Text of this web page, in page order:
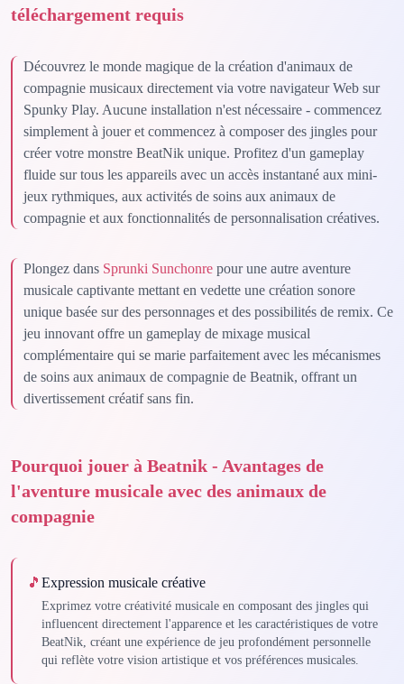
téléchargement requis
Découvrez le monde magique de la création d'animaux de
compagnie musicaux directement via votre navigateur Web sur
Spunky Play. Aucune installation n'est nécessaire - commencez
simplement à jouer et commencez à composer des jingles pour
créer votre monstre BeatNik unique. Profitez d'un gameplay
fluide sur tous les appareils avec un accès instantané aux mini-
jeux rythmiques, aux activités de soins aux animaux de
compagnie et aux fonctionnalités de personnalisation créatives.
Plongez dans Sprunki Sunchonre pour une autre aventure
musicale captivante mettant en vedette une création sonore
unique basée sur des personnages et des possibilités de remix. Ce
jeu innovant offre un gameplay de mixage musical
complémentaire qui se marie parfaitement avec les mécanismes
de soins aux animaux de compagnie de Beatnik, offrant un
divertissement créatif sans fin.
Pourquoi jouer à Beatnik - Avantages de
l'aventure musicale avec des animaux de
compagnie
🎵 Expression musicale créative
Exprimez votre créativité musicale en composant des jingles qui
influencent directement l'apparence et les caractéristiques de votre
BeatNik, créant une expérience de jeu profondément personnelle
qui reflète votre vision artistique et vos préférences musicales.